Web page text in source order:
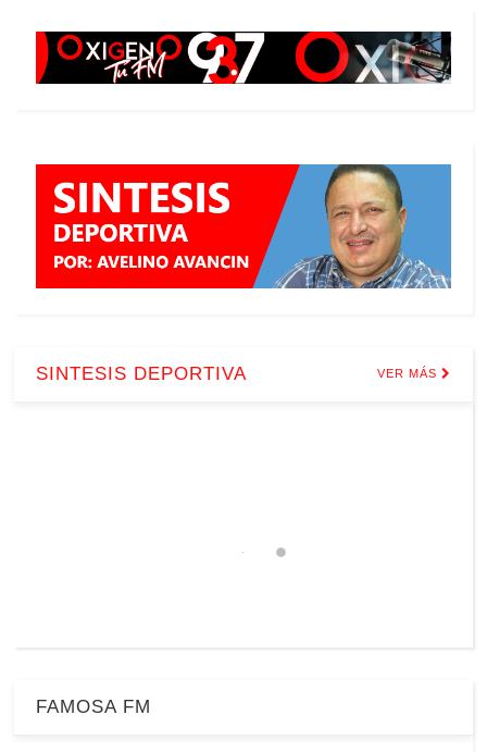
SINTESIS DEPORTIVA VER MÁS
FAMOSA FM